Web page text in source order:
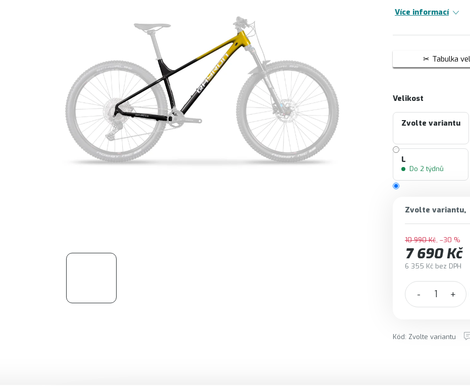
Více informací
Tabulka
Velikost
Zvolte variantu
L
Do 2 týdnů
Zvolte variantu
10 990 Kč –30 %
7 690 Kč
6 355 Kč bez DPH
Kód: Zvolte variantu